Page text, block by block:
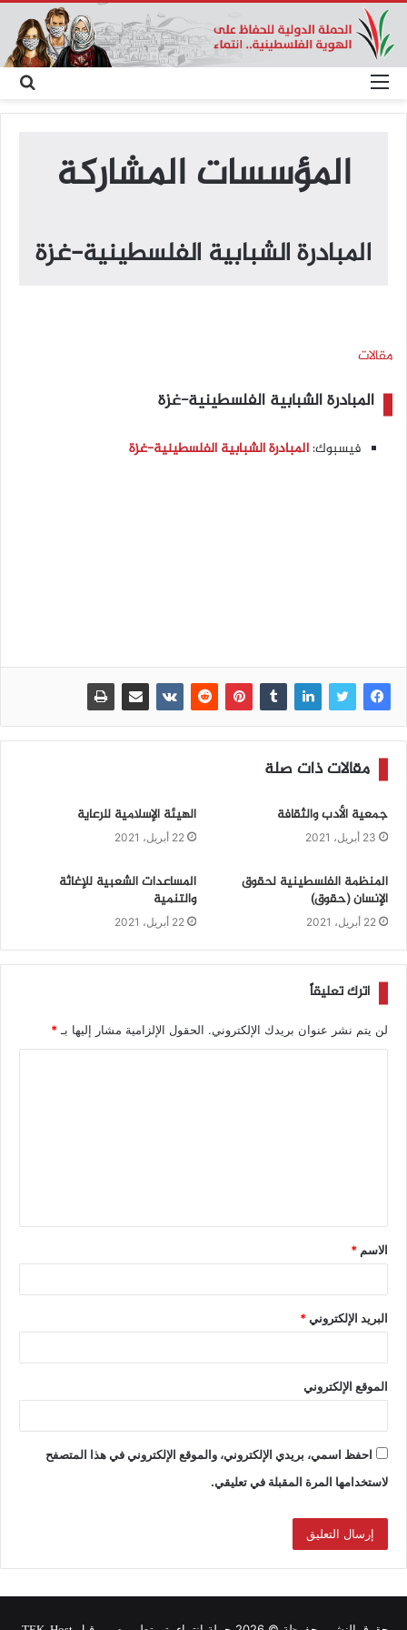
عن
القائمة
المؤسسات المشاركة
المبادرة الشبابية الفلسطينية-غزة
مقالات
المبادرة الشبابية الفلسطينية-غزة
فيسبوك:المبادرة الشبابية الفلسطينية-غزة
مقالات ذات صلة
جمعية الأدب والثقافة
23 أبريل، 2021
الهيئة الإسلامية للرعاية
22 أبريل، 2021
المنظمة الفلسطينية لحقوق
الإنسان (حقوق)
22 أبريل، 2021
المساعدات الشعبية للإغاثة
والتنمية
22 أبريل، 2021
اترك تعليقاً
لن يتم نشر عنوان بريدك الإلكتروني. الحقول الإلزامية مشار إليها بـ*
الاسم *
البريد الإلكتروني*
الموقع الإلكتروني
احفظ اسمي، بريدي الإلكتروني، والموقع الإلكتروني في هذا المتصفح
لاستخدامها المرة المقبلة في تعليقي.